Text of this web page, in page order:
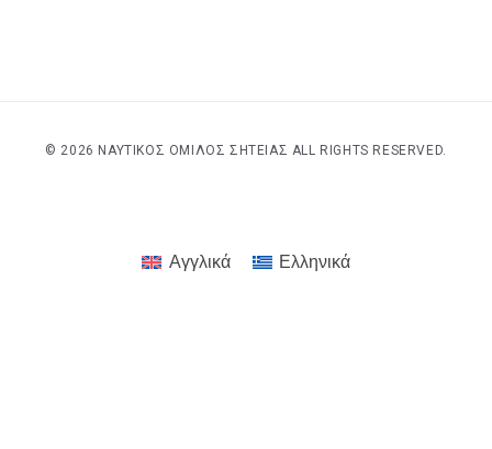
© 2026 ΝΑΥΤΙΚΌΣ ΌΜΙΛΟΣ ΣΗΤΕΊΑΣ ALL RIGHTS RESERVED.
Αγγλικά Ελληνικά